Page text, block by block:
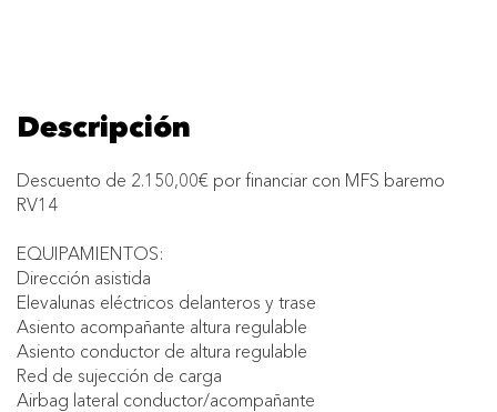
Descripción
Descuento de 2.150,00€ por financiar con MFS baremo
RV14
EQUIPAMIENTOS:
Dirección asistida
Elevalunas eléctricos delanteros y trase
Asiento acompañante altura regulable
Asiento conductor de altura regulable
Red de sujección de carga
Airbag lateral conductor/acompañante